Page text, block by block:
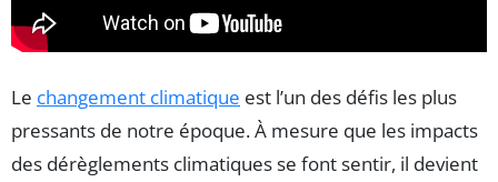
Le changement climatique est l’un des défis les plus
pressants de notre époque. À mesure que les impacts
des dérèglements climatiques se font sentir, il devient